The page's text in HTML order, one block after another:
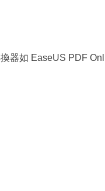
器如 EaseUS PDF